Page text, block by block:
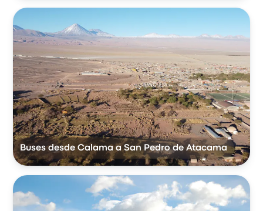
Buses desde Calama a San Pedro de Atacama